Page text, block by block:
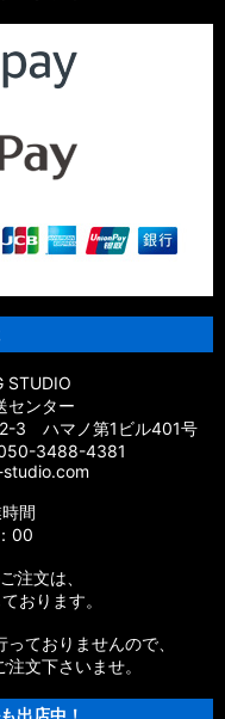
STUDIO
ンター
3 ハマノ第1ビル401号
3488-4381
間
00
注文は、
おります。
ておりませんので、
文下さいませ。
出店中！